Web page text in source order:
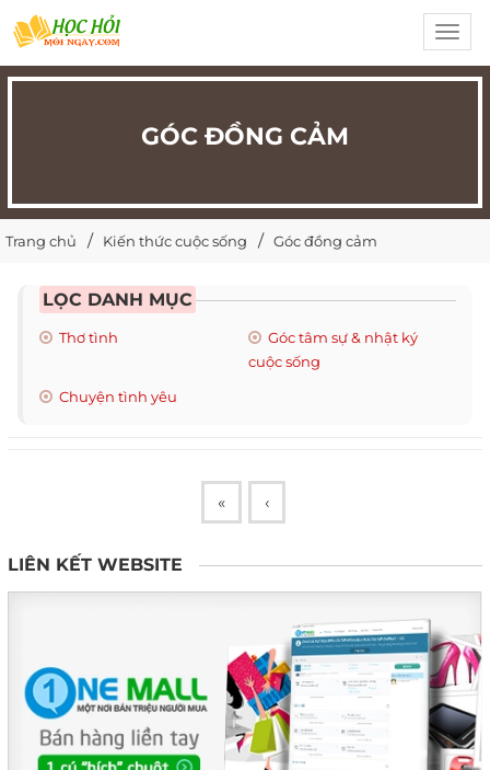
GÓC ĐỒNG CẢM
Trang chủ Kiến thức cuộc sống Góc đồng cảm
LỌC DANH MỤC
Thơ tình
Góc tâm sự & nhật ký
cuộc sống
Chuyện tình yêu
« ‹
LIÊN KẾT WEBSITE